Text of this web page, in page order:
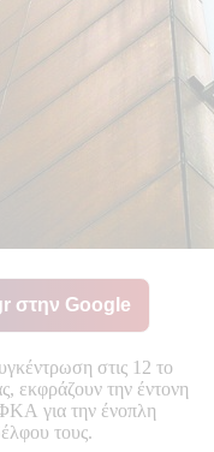
στην Google
στις 12 το
εκφράζουν την έντονη
για την ένοπλη
τους.